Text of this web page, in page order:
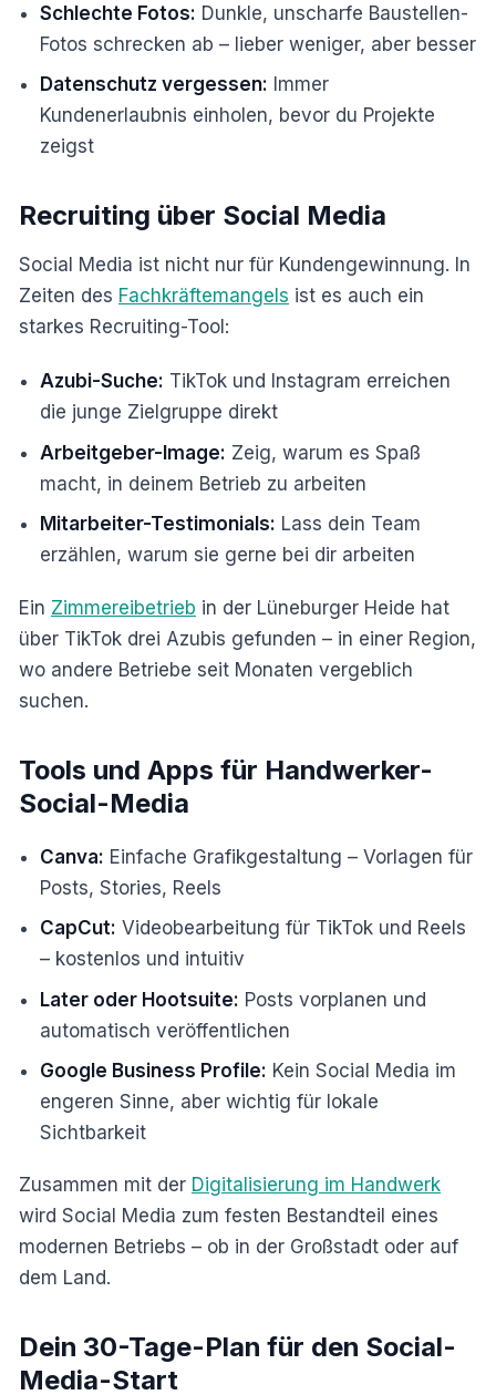
Schlechte Fotos: Dunkle, unscharfe Baustellen-
Fotos schrecken ab – lieber weniger, aber besser
Datenschutz vergessen: Immer
Kundenerlaubnis einholen, bevor du Projekte
zeigst
Recruiting über Social Media
Social Media ist nicht nur für Kundengewinnung. In
Zeiten des Fachkräftemangels ist es auch ein
starkes Recruiting-Tool:
Azubi-Suche: TikTok und Instagram erreichen
die junge Zielgruppe direkt
Arbeitgeber-Image: Zeig, warum es Spaß
macht, in deinem Betrieb zu arbeiten
Mitarbeiter-Testimonials: Lass dein Team
erzählen, warum sie gerne bei dir arbeiten
Ein Zimmereibetrieb in der Lüneburger Heide hat
über TikTok drei Azubis gefunden – in einer Region,
wo andere Betriebe seit Monaten vergeblich
suchen.
Tools und Apps für Handwerker-
Social-Media
Canva: Einfache Grafikgestaltung – Vorlagen für
Posts, Stories, Reels
CapCut: Videobearbeitung für TikTok und Reels
– kostenlos und intuitiv
Later oder Hootsuite: Posts vorplanen und
automatisch veröffentlichen
Google Business Profile: Kein Social Media im
engeren Sinne, aber wichtig für lokale
Sichtbarkeit
Zusammen mit der Digitalisierung im Handwerk
wird Social Media zum festen Bestandteil eines
modernen Betriebs – ob in der Großstadt oder auf
dem Land.
Dein 30-Tage-Plan für den Social-
Media-Start